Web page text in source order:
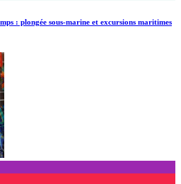
: plongée sous-marine et excursions maritimes